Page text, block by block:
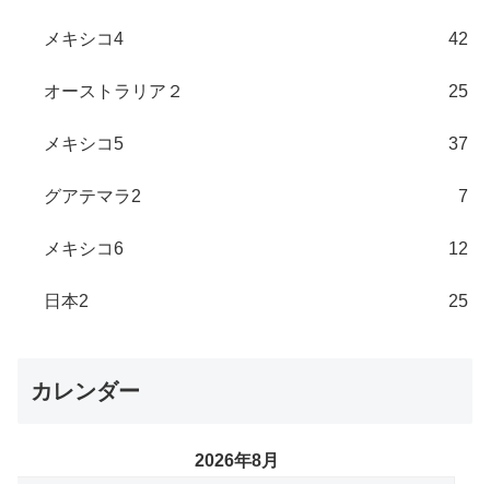
メキシコ4 42
オーストラリア２ 25
メキシコ5 37
グアテマラ2 7
メキシコ6 12
日本2 25
カレンダー
2026年8月